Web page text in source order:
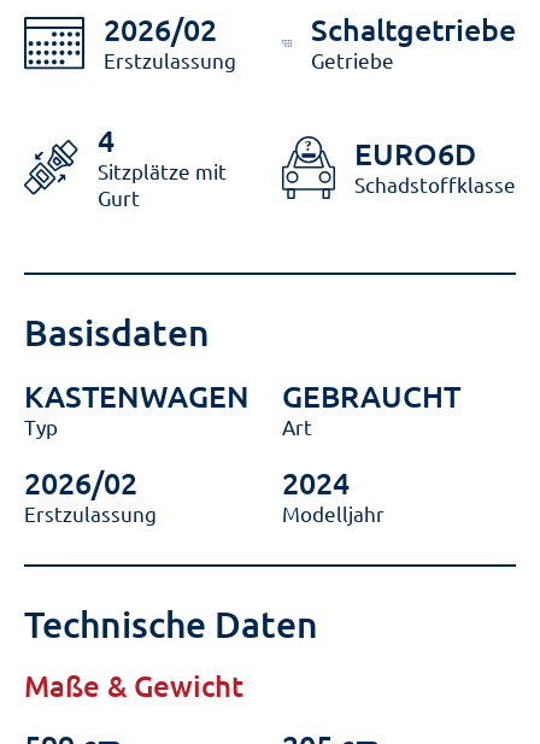
2026/02
Erstzulassung
Schaltgetriebe
Getriebe
4
Sitzplätze mit
Gurt
EURO6D
Schadstoffklasse
Basisdaten
KASTENWAGEN
Typ
GEBRAUCHT
Art
2026/02
Erstzulassung
2024
Modelljahr
Technische Daten
Maße & Gewicht